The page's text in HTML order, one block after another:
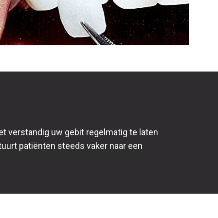
verstandig uw gebit regelmatig te laten
patiënten steeds vaker naar een